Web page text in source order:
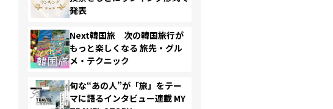
発表
Next韓国旅 次の韓国旅行が
もっと楽しくなる 旅先・グル
メ・テクニック
旬な“あの人”が「旅」をテー
マに語るインタビュー連載 MY